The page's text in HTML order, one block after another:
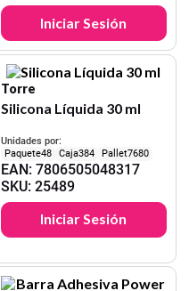
Iniciar Sesión
Torre
Silicona Líquida 30 ml
Unidades por:
48
384 7680
EAN: 7806505048317
SKU: 25489
Iniciar Sesión